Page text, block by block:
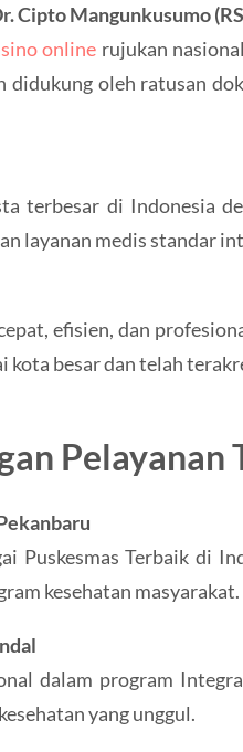
Cipto Mangunkusumo
online rujukan
oleh ratusan
terbesar di Indonesia
layanan medis standar
efisien, dan
kota besar dan telah
Pelayanan
Puskesmas Terbaik di
kesehatan masyarakat.
dalam program
yang unggul.